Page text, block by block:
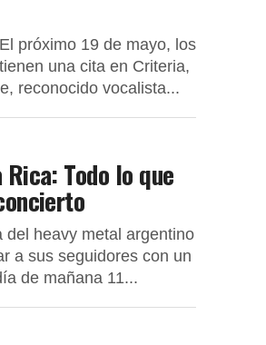
próximo 19 de mayo, los
una cita en Criteria,
reconocido vocalista...
Todo lo que
del heavy metal argentino
a sus seguidores con un
de mañana 11...